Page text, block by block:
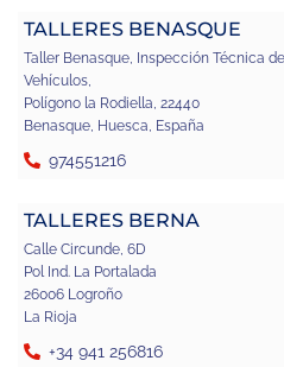
TALLERES BENASQUE
Taller Benasque, Inspección Técnica de
Vehículos,
Polígono la Rodiella, 22440
Benasque, Huesca, España
974551216
TALLERES BERNA
Calle Circunde, 6D
Pol Ind. La Portalada
26006 Logroño
La Rioja
+34 941 256816